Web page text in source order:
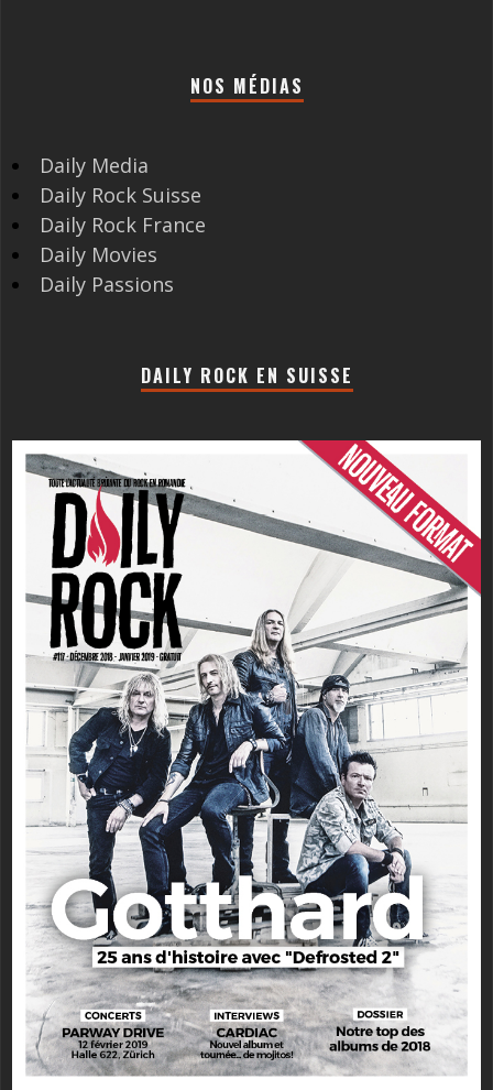
NOS MÉDIAS
Daily Media
Daily Rock Suisse
Daily Rock France
Daily Movies
Daily Passions
DAILY ROCK EN SUISSE